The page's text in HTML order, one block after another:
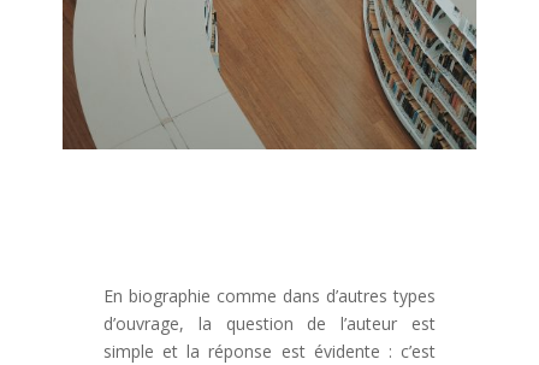
En biographie comme dans d’autres types
d’ouvrage, la question de l’auteur est
simple et la réponse est évidente : c’est